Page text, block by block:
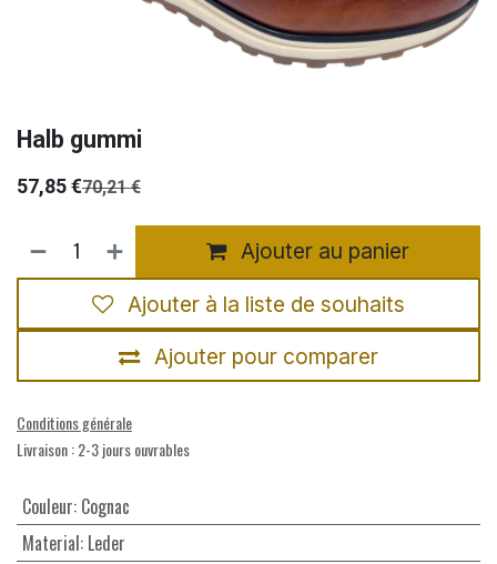
Halb gummi
57,85€70,21€
Ajouter au panier
Ajouter pour comparer
Ajouter à la liste de souhaits
Conditions générale
Livraison : 2-3 jours ouvrables
Couleur: Cognac
Material: Leder